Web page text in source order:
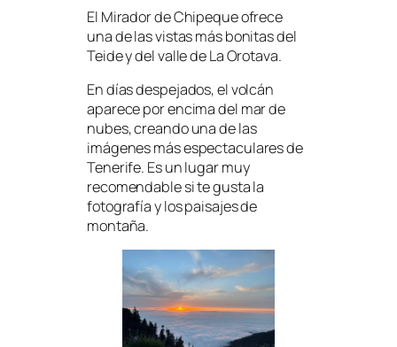
El Mirador de Chipeque ofrece
una de las vistas más bonitas del
Teide y del valle de La Orotava.
En días despejados, el volcán
aparece por encima del mar de
nubes, creando una de las
imágenes más espectaculares de
Tenerife. Es un lugar muy
recomendable si te gusta la
fotografía y los paisajes de
montaña.